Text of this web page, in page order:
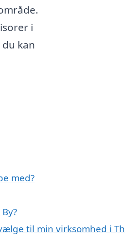
i
kan
med?
til min virksomhed i